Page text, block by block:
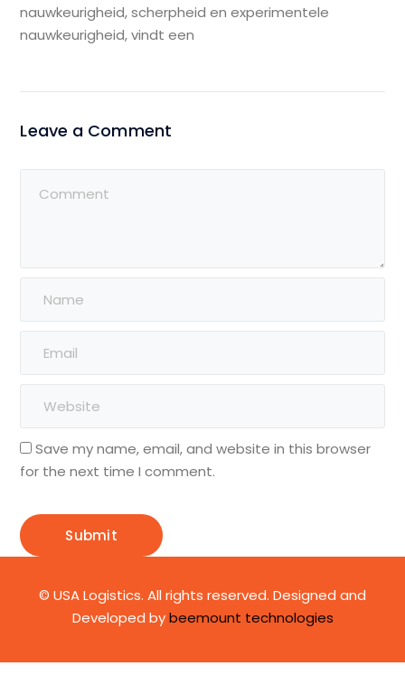
nauwkeurigheid, scherpheid en experimentele
nauwkeurigheid, vindt een
Leave a Comment
Save my name, email, and website in this browser
for the next time I comment.
© USA Logistics. All rights reserved. Designed and
Developed bybeemount technologies